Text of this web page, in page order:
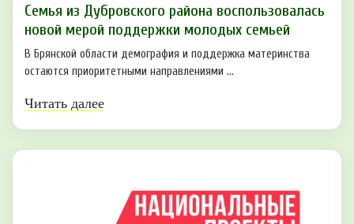
Семья из Дубровского района воспользовалась
новой мерой поддержки молодых семьей
В Брянской области демография и поддержка материнства
остаются приоритетными направлениями ...
Читать далее